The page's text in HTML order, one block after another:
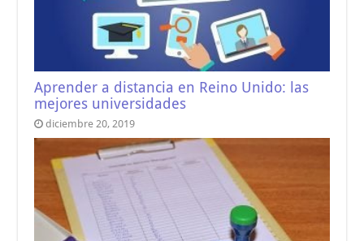
Aprender a distancia en Reino Unido: las
mejores universidades
diciembre 20, 2019